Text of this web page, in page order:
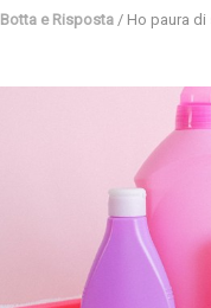
Botta e Risposta / Ho paura